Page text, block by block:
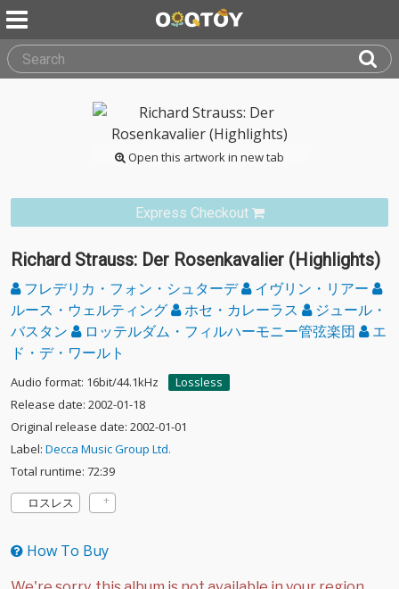
Open this artwork in new tab
Express Checkout
Richard Strauss: Der Rosenkavalier (Highlights)
フレデリカ・フォン・シュターデ
イヴリン・リアー
ルース・ウェルティング
ホセ・カレーラス
ジュール・
バスタン
ロッテルダム・フィルハーモニー管弦楽団
エ
ド・デ・ワールト
Audio format: 16bit/44.1kHz
Lossless
Release date: 2002-01-18
Original release date: 2002-01-01
Label: Decca Music Group Ltd.
Total runtime: 72:39
ロスレス
How To Buy